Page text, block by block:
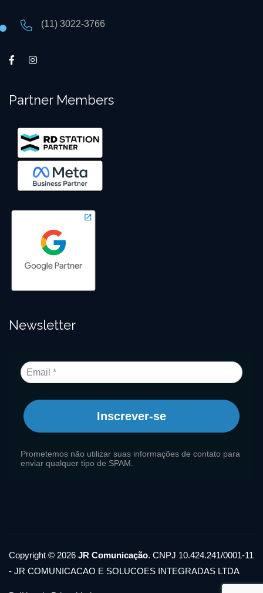
(11) 3022-3766
Partner Members
Newsletter
Inscrever-se
Prometemos não utilizar suas informações de contato para
enviar qualquer tipo de SPAM.
Copyright © 2026 JR Comunicação. CNPJ 10.424.241/0001-11
- JR COMUNICACAO E SOLUCOES INTEGRADAS LTDA